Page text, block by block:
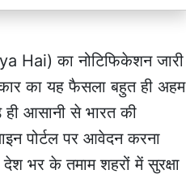
Hai) का नोटिफिकेशन जारी
का यह फैसला बहुत ही अहम
आसानी से भारत की
पोर्टल पर आवेदन करना
भर के तमाम शहरों में सुरक्षा